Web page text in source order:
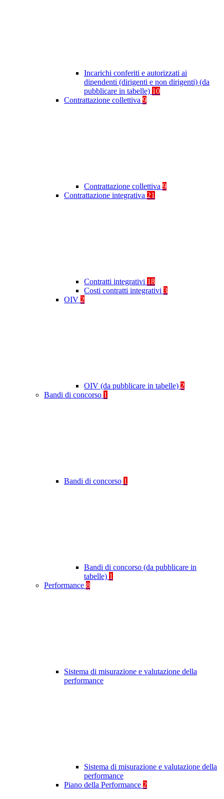
Incarichi conferiti e autorizzati ai
dipendenti (dirigenti e non dirigenti) (da
pubblicare in tabelle) 10
Contrattazione collettiva 9
Contrattazione collettiva 9
Contrattazione integrativa 21
Contratti integrativi 18
Costi contratti integrativi 3
OIV 2
OIV (da pubblicare in tabelle) 2
Bandi di concorso 1
Bandi di concorso 1
Bandi di concorso (da pubblicare in
tabelle) 1
Performance 8
Sistema di misurazione e valutazione della
performance
Sistema di misurazione e valutazione della
performance
Piano della Performance 2